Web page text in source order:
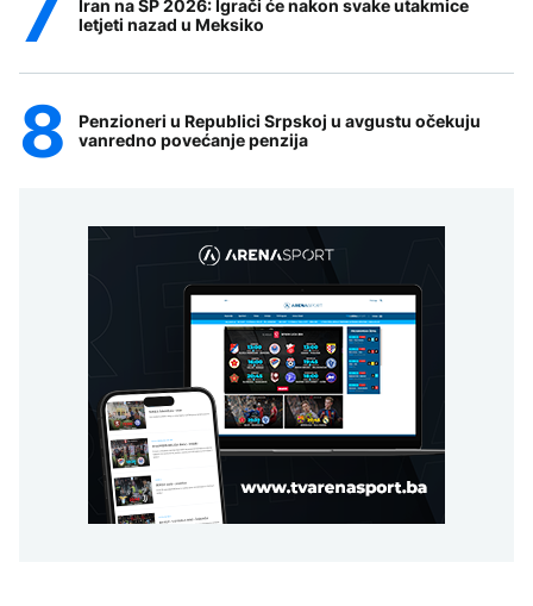
Iran na SP 2026: Igrači će nakon svake utakmice
letjeti nazad u Meksiko
Penzioneri u Republici Srpskoj u avgustu očekuju
vanredno povećanje penzija